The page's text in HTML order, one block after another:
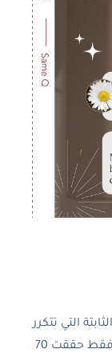
التي تتكرر
في كل شهر ، بحيث اذا حفظت هذا البنك فقط حققت 70